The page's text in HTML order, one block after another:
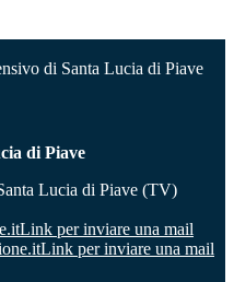
di Santa Lucia di Piave
di Piave
Lucia di Piave (TV)
Link per inviare una mail
Link per inviare una mail